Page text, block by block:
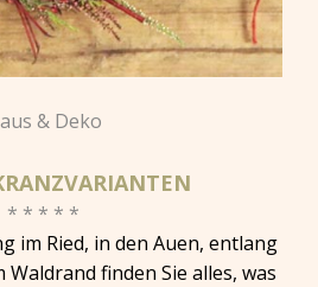
& Deko
* * * * *
im Ried, in den Auen, entlang
Waldrand finden Sie alles, was